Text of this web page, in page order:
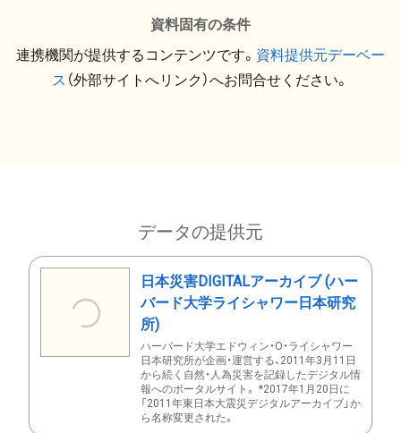
資料固有の条件
連携機関が提供するコンテンツです。 資料提供元デーベー
ス （外部サイトへリンク）へお問合せください。
データの提供元
日本災害DIGITALアーカイブ (ハー
バード大学ライシャワー日本研究
所)
ハーバード大学エドウィン・O・ライシャワー
日本研究所が企画・運営する、2011年3月11日
から続く自然・人為災害を記録したデジタル情
報へのポータルサイト。 *2017年1月20日に
「2011年東日本大震災デジタルアーカイブ」か
ら名称変更された。